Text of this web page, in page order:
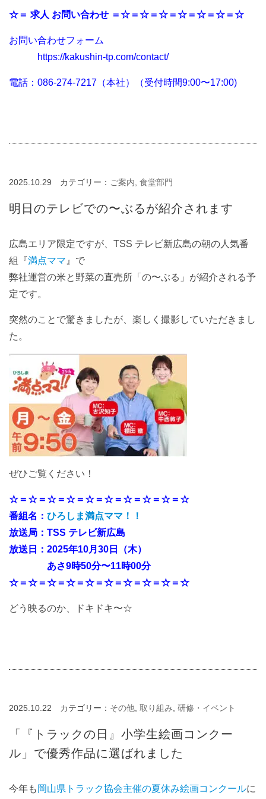
☆＝ 求人 お問い合わせ ＝☆＝☆＝☆＝☆＝☆＝☆＝☆
お問い合わせフォーム
https://kakushin-tp.com/contact/
電話：086-274-7217（本社）（受付時間9:00〜17:00)
2025.10.29 カテゴリー： ご案内 食堂部門
明日のテレビでの〜ぶるが紹介されます
広島エリア限定ですが、TSS テレビ新広島の朝の人気番
組『満点ママ 』で
弊社運営の米と野菜の直売所「の〜ぶる」が紹介される予
定です。
突然のことで驚きましたが、楽しく撮影していただきまし
た。
ぜひご覧ください！
☆＝☆＝☆＝☆＝☆＝☆＝☆＝☆＝☆＝☆
番組名： ひろしま満点ママ！！
放送局：TSS テレビ新広島
放送日：2025年10月30日（木）
あさ9時50分〜11時00分
☆＝☆＝☆＝☆＝☆＝☆＝☆＝☆＝☆＝☆
どう映るのか、ドキドキ〜☆
2025.10.22 カテゴリー： その他 取り組み 研修・イベント
「『トラックの日』小学生絵画コンクー
ル」で優秀作品に選ばれました
今年も 岡山県トラック協会主催の夏休み絵画コンクールに